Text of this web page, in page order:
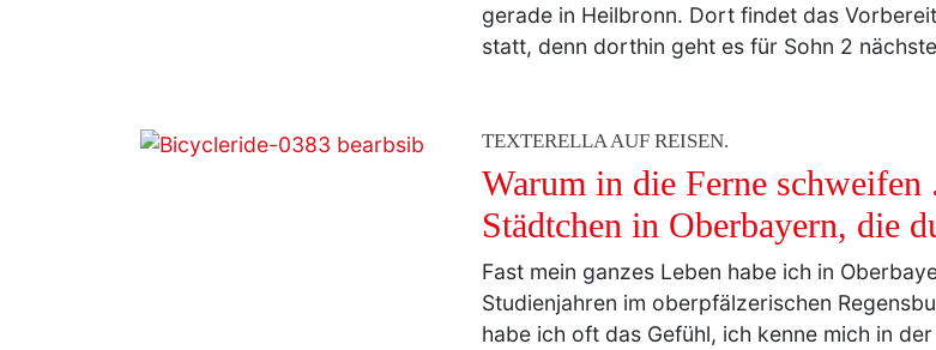
gerade in Heilbronn. Dort findet das
statt, denn dorthin geht es für Sohn 2
TEXTERELLA AUF REISEN.
Warum in die Ferne schweifen
Städtchen in Oberbayern, die
Fast mein ganzes Leben habe ich in
Studienjahren im oberpfälzerischen
habe ich oft das Gefühl, ich kenne mich in